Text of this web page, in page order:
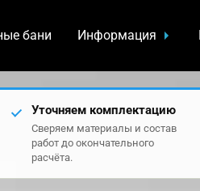
бани Информация
Уточняем комплектацию
Сверяем материалы и состав
работ до окончательного
расчёта.